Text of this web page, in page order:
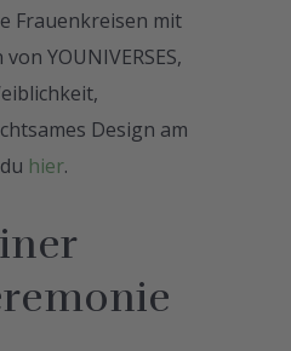
Frauenkreisen mit
YOUNIVERSES,
Design am
hier.